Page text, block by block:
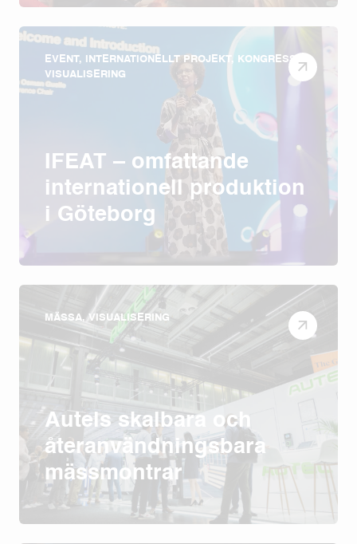
EVENT, INTERNATIONELLT PROJEKT, KONGRESS,
VISUALISERING
IFEAT – omfattande
internationell produktion
i Göteborg
MÄSSA, VISUALISERING
Autels skalbara och
återanvändningsbara
mässmontrar